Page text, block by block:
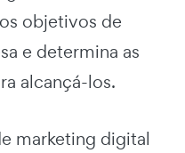
objetivos de
e determina as
alcançá-los.
marketing digital